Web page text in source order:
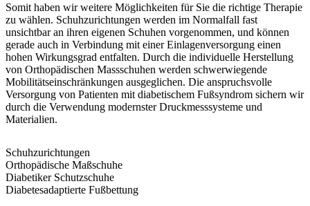
Somit haben wir weitere Möglichkeiten für Sie die richtige Therapie
zu wählen. Schuhzurichtungen werden im Normalfall fast
unsichtbar an ihren eigenen Schuhen vorgenommen, und können
gerade auch in Verbindung mit einer Einlagenversorgung einen
hohen Wirkungsgrad entfalten. Durch die individuelle Herstellung
von Orthopädischen Massschuhen werden schwerwiegende
Mobilitätseinschränkungen ausgeglichen. Die anspruchsvolle
Versorgung von Patienten mit diabetischem Fußsyndrom sichern wir
durch die Verwendung modernster Druckmesssysteme und
Materialien.
Schuhzurichtungen
Orthopädische Maßschuhe
Diabetiker Schutzschuhe
Diabetesadaptierte Fußbettung